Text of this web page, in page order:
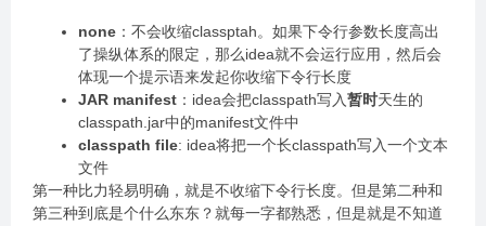
none ：不会收缩classptah。如果下令行参数长度高出
了操纵体系的限定，那么idea就不会运行应用，然后会
体现一个提示语来发起你收缩下令行长度
JAR manifest ：idea会把classpath写入暂时天生的
classpath.jar中的manifest文件中
classpath file: idea将把一个长classpath写入一个文本
文件
第一种比力轻易明确，就是不收缩下令行长度。但是第二种和
第三种到底是个什么东东？就每一字都熟悉，但是就是不知道